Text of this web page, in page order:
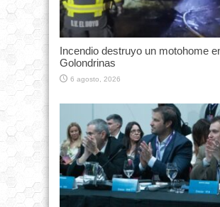
Incendio destruyo un motohome
Golondrinas
6 agosto, 2026